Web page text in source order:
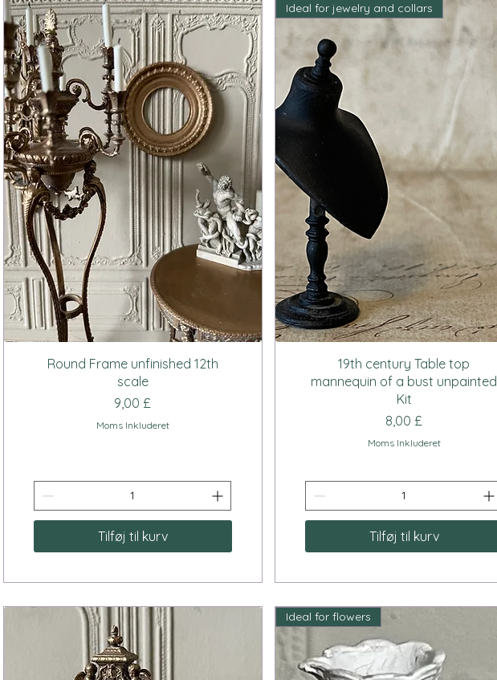
Hurtigvisning
Round Frame unfinished 12th
scale
Pris
9,00 £
Moms Inkluderet
Tilføj til kurv
Hurtigvisning
Ideal for jewelry and collars
19th century Table top
mannequin of a bust unpainted
Kit
Pris
8,00 £
Moms Inkluderet
Tilføj til kurv
Ideal for flowers